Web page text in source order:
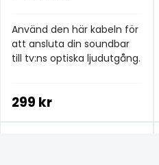
Använd den här kabeln för
att ansluta din soundbar
till tv:ns optiska ljudutgång.
299 kr